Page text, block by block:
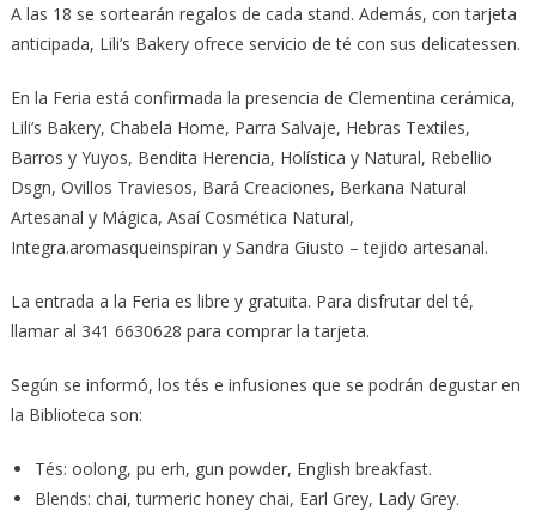
A las 18 se sortearán regalos de cada stand. Además, con tarjeta
anticipada, Lili’s Bakery ofrece servicio de té con sus delicatessen.
En la Feria está confirmada la presencia de Clementina cerámica,
Lili’s Bakery, Chabela Home, Parra Salvaje, Hebras Textiles,
Barros y Yuyos, Bendita Herencia, Holística y Natural, Rebellio
Dsgn, Ovillos Traviesos, Bará Creaciones, Berkana Natural
Artesanal y Mágica, Asaí Cosmética Natural,
Integra.aromasqueinspiran y Sandra Giusto – tejido artesanal.
La entrada a la Feria es libre y gratuita. Para disfrutar del té,
llamar al 341 6630628 para comprar la tarjeta.
Según se informó, los tés e infusiones que se podrán degustar en
la Biblioteca son:
Tés: oolong, pu erh, gun powder, English breakfast.
Blends: chai, turmeric honey chai, Earl Grey, Lady Grey.